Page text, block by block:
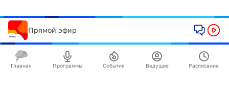
Прямой эфир
Главная Программы События Ведущие Расписание